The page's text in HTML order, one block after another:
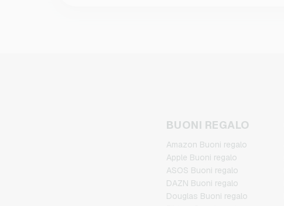
BUONI REGALO
Amazon Buoni regalo
Apple Buoni regalo
ASOS Buoni regalo
DAZN Buoni regalo
Douglas Buoni regalo